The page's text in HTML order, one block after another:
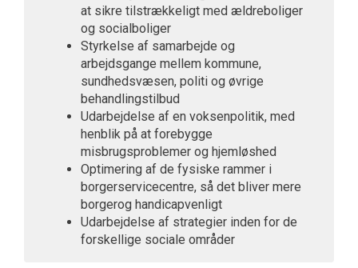
at sikre tilstrækkeligt med ældreboliger
og socialboliger
Styrkelse af samarbejde og
arbejdsgange mellem kommune,
sundhedsvæsen, politi og øvrige
behandlingstilbud
Udarbejdelse af en voksenpolitik, med
henblik på at forebygge
misbrugsproblemer og hjemløshed
Optimering af de fysiske rammer i
borgerservicecentre, så det bliver mere
borgerog handicapvenligt
Udarbejdelse af strategier inden for de
forskellige sociale områder